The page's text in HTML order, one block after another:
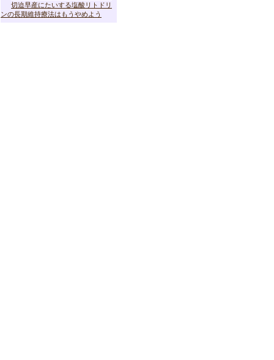
切迫早産にたいする塩酸リトドリ
ンの長期維持療法はもうやめよう